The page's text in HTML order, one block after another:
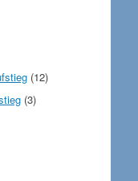
(12)
(3)